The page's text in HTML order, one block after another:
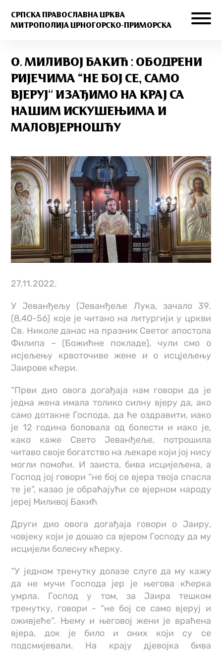
СРПСКА ПРАВОСЛАВНА ЦРКВА
МИТРОПОЛИЈА ЦРНОГОРСКО-ПРИМОРСКА
О. МИЛИВОЈ БАКИЋ : ОБОДРЕНИ
РИЈЕЧИМА “НЕ БОЈ СЕ, САМО
ВЈЕРУЈ” ИЗАЂИМО НА КРАЈ СА
НАШИМ ИСКУШЕЊИМА И
МАЛОВЈЕРНОШЋУ
27.11.2022.
У Јеванђељу (Јеванђеље Лука, зачало 39.
(8,40-56) које је читано на литургији у цркви
Св. Николе данас на празник Светог апостола
Филипа – (Божићне покладе), чули смо о
исјељењу крвоточиве жене и о исцјељењу
Јаирове кћери.
“Први дио овога догађаја нам говори да је
једна жена имала толико силну вјеру да, ако
само дотакне Господа, да ће оздравити, иако
је 12 година боловала од болести и иако је,
како каже Свето Јеванђеље, потрошила
читаво своје богатство на љекаре који јој нису
могли помоћи. И заиста, бива исцијељена, а
Господ јој говори “не бој се вјера твоја спасла
те је”, казао је обраћајући се вјерном народу
јереј Миливој Бакић
Други дио овога догађаја говори о Јаиру,
човјеку који је дошао са вјером Господу да му
исцијели болесну кћерку.
“У једном тренутку долазе слуге да му кажу
да не мучи Господа јер је његова кћерка
умрла. Господ у том, за Јаира тешком
тренутку, говори - “не бој се само вјеруј и
оживјеће”. Њему и његовој жени је враћена
вјера, док је било и оних који су се
подсмијевали. На крају дјевојка бива